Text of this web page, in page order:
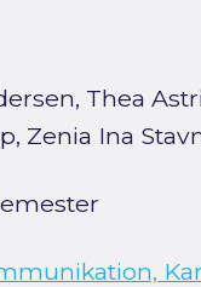
Thea
Zenia Ina